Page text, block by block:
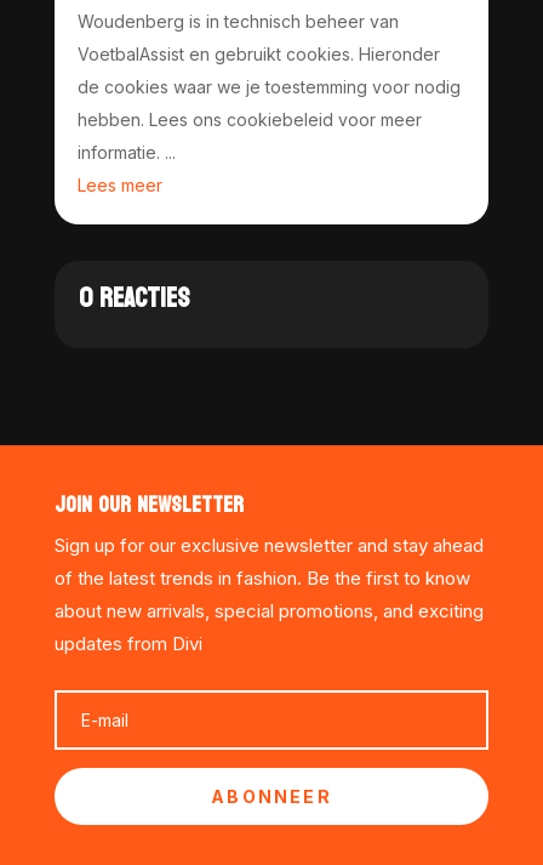
Woudenberg is in technisch beheer van
VoetbalAssist en gebruikt cookies. Hieronder
de cookies waar we je toestemming voor nodig
hebben. Lees ons cookiebeleid voor meer
informatie. ...
Lees meer
0 REACTIES
JOIN OUR NEWSLETTER
Sign up for our exclusive newsletter and stay ahead
of the latest trends in fashion. Be the first to know
about new arrivals, special promotions, and exciting
updates from Divi
ABONNEER